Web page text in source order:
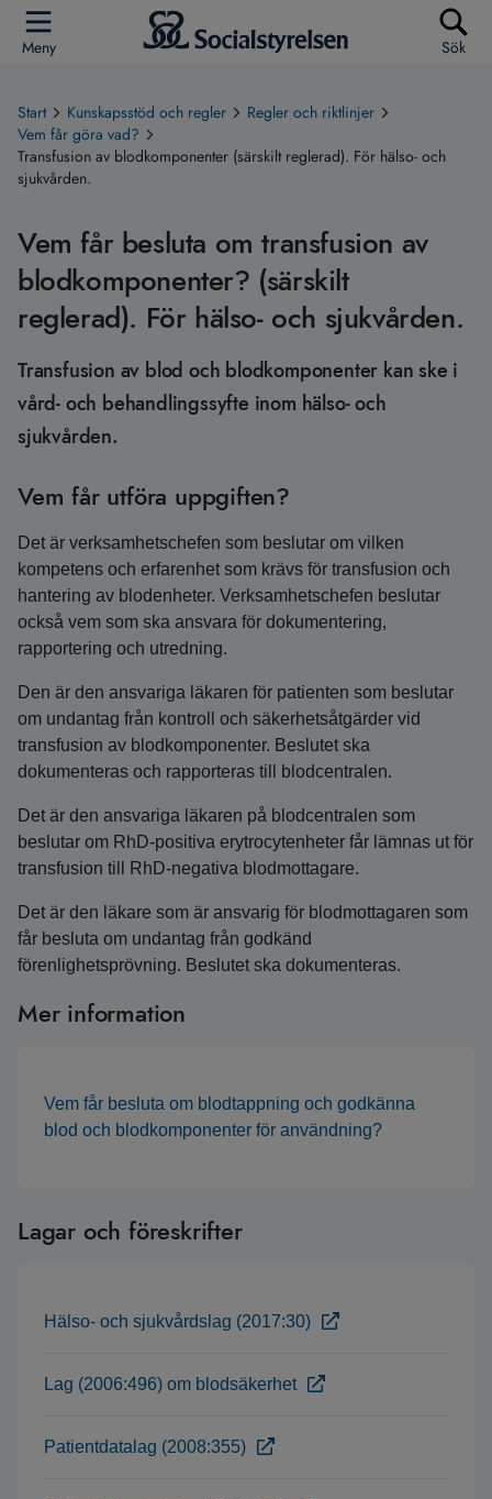
Meny Sök
Start Kunskapsstöd och regler
Regler och riktlinjer
Vem får göra vad?
Transfusion av blodkomponenter (särskilt reglerad). För hälso- och
sjukvården.
Vem får besluta om transfusion av
blodkomponenter? (särskilt
reglerad). För hälso- och sjukvården.
Transfusion av blod och blodkomponenter kan ske i
vård- och behandlingssyfte inom hälso- och
sjukvården.
Vem får utföra uppgiften?
Det är verksamhetschefen som beslutar om vilken
kompetens och erfarenhet som krävs för transfusion och
hantering av blodenheter. Verksamhetschefen beslutar
också vem som ska ansvara för dokumentering,
rapportering och utredning.
Den är den ansvariga läkaren för patienten som beslutar
om undantag från kontroll och säkerhetsåtgärder vid
transfusion av blodkomponenter. Beslutet ska
dokumenteras och rapporteras till blodcentralen.
Det är den ansvariga läkaren på blodcentralen som
beslutar om RhD-positiva erytrocytenheter får lämnas ut för
transfusion till RhD-negativa blodmottagare.
Det är den läkare som är ansvarig för blodmottagaren som
får besluta om undantag från godkänd
förenlighetsprövning. Beslutet ska dokumenteras.
Mer information
Vem får besluta om blodtappning och godkänna
blod och blodkomponenter för användning?
Lagar och föreskrifter
Hälso- och sjukvårdslag (2017:30)
Lag (2006:496) om blodsäkerhet
Patientdatalag (2008:355)